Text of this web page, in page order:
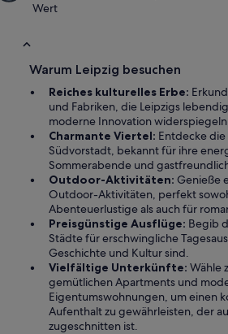
Wert
Warum Leipzig besuchen
Reiches kulturelles Erbe:
und Fabriken, die Leipzigs
moderne Innovation
Charmante Viertel: Entdecke
Südvorstadt, bekannt für ihre
Sommerabende und
Outdoor-Aktivitäten: Genieße
Outdoor-Aktivitäten, perfekt
Abenteuerlustige als auch für
Preisgünstige Ausflüge: Begib
Städte für erschwingliche
Geschichte und Kultur sind.
Vielfältige Unterkünfte: Wähle
gemütlichen Apartments und
Eigentumswohnungen, um einen
Aufenthalt zu gewährleisten, der
zugeschnitten ist.